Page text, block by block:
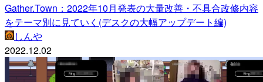
Gather.Town：2022年10月発表の大量改善・不具合改修内容
をテーマ別に見ていく(デスクの大幅アップデート編)
しんや
2022.12.02